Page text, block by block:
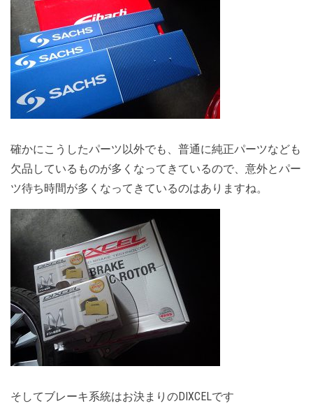
確かにこうしたパーツ以外でも、普通に純正パーツなども
欠品しているものが多くなってきているので、意外とパー
ツ待ち時間が多くなってきているのはありますね。
そしてブレーキ系統はお決まりのDIXCELです